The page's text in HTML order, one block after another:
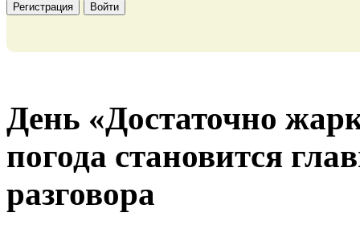
Регистрация Войти
День «Достаточно
погода становится
разговора